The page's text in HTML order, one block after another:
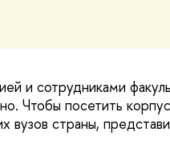
и сотрудниками
Чтобы посетить
вузов страны,